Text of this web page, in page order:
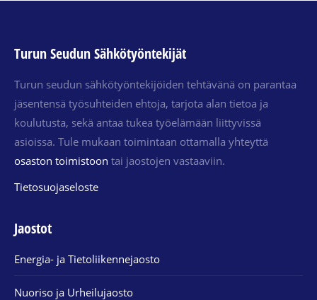
Turun Seudun Sähkötyöntekijät
Turun seudun sähkötyöntekijöiden tehtävänä on parantaa
jäsentensä työsuhteiden ehtoja, tarjota alan tietoa ja
koulutusta, sekä antaa tukea työelämään liittyvissä
asioissa. Tule mukaan toimintaan ottamalla yhteyttä
osaston toimistoon tai jaostojen vastaaviin.
Tietosuojaseloste
Jaostot
Energia- ja Tietoliikennejaosto
Nuoriso ja Urheilujaosto